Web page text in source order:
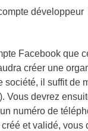
Facebook que
créer une
société, il suffit
Vous devrez
numéro de
et validé,